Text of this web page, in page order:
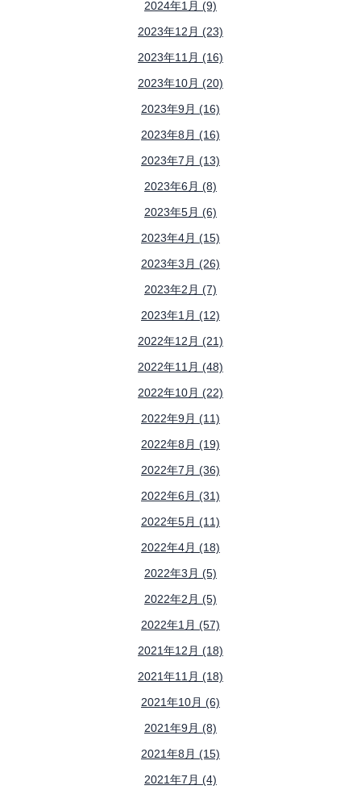
2024年1月 (9)
2023年12月 (23)
2023年11月 (16)
2023年10月 (20)
2023年9月 (16)
2023年8月 (16)
2023年7月 (13)
2023年6月 (8)
2023年5月 (6)
2023年4月 (15)
2023年3月 (26)
2023年2月 (7)
2023年1月 (12)
2022年12月 (21)
2022年11月 (48)
2022年10月 (22)
2022年9月 (11)
2022年8月 (19)
2022年7月 (36)
2022年6月 (31)
2022年5月 (11)
2022年4月 (18)
2022年3月 (5)
2022年2月 (5)
2022年1月 (57)
2021年12月 (18)
2021年11月 (18)
2021年10月 (6)
2021年9月 (8)
2021年8月 (15)
2021年7月 (4)